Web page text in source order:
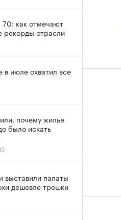
как отмечают
рекорды отрасли
в июле охватил все
почему жилье
было искать
выставили палаты
дешевле трешки